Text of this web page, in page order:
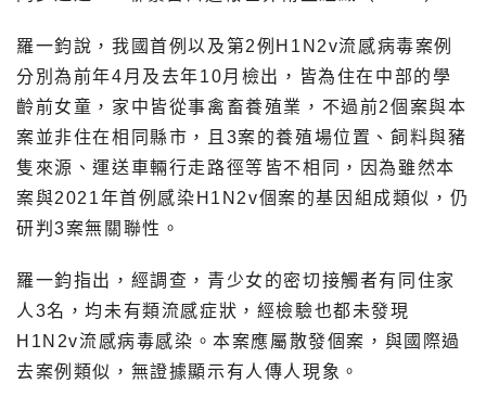
羅一鈞說，我國首例以及第2例H1N2v流感病毒案例
分別為前年4月及去年10月檢出，皆為住在中部的學
齡前女童，家中皆從事禽畜養殖業，不過前2個案與本
案並非住在相同縣市，且3案的養殖場位置、飼料與豬
隻來源、運送車輛行走路徑等皆不相同，因為雖然本
案與2021年首例感染H1N2v個案的基因組成類似，仍
研判3案無關聯性。
羅一鈞指出，經調查，青少女的密切接觸者有同住家
人3名，均未有類流感症狀，經檢驗也都未發現
H1N2v流感病毒感染。本案應屬散發個案，與國際過
去案例類似，無證據顯示有人傳人現象。